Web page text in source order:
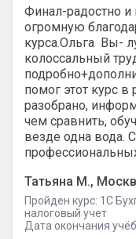
Финал-радостно и
огромную
курса.Ольга Вы-
колоссальный
помог этот курс в
разобрано,
чем сравнить,
везде одна вода.
Татьяна М.,
Пройден курс: 1C
налоговый учет
Дата окончания